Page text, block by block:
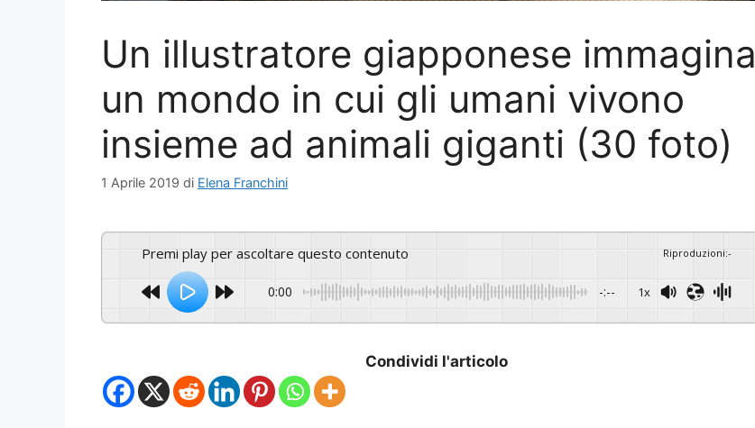
Un illustratore giapponese immagina
un mondo in cui gli umani vivono
insieme ad animali giganti (30 foto)
1 Aprile 2019 di Elena Franchini
Premi play per ascoltare questo contenuto Riproduzioni:-
0:00 -:-- 1x
Condividi l'articolo